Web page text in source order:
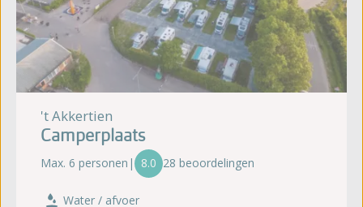
't Akkertien
Camperplaats
Max. 6 personen | 8.0 28 beoordelingen
Water / afvoer